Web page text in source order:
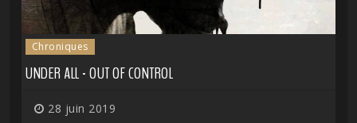
Chroniques
UNDER ALL - OUT OF CONTROL
28 juin 2019